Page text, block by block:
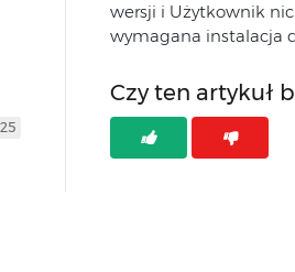
wersji i Użytkownik
wymagana instalacja
Czy ten artykuł